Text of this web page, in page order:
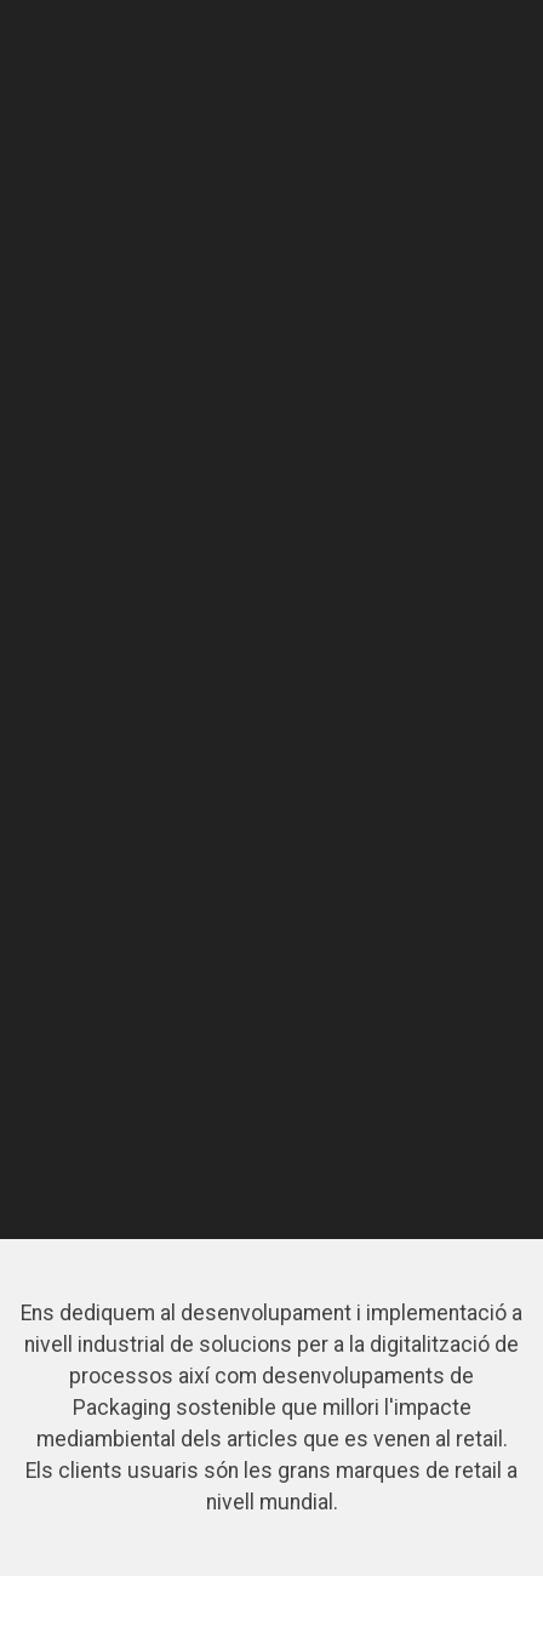
Ens dediquem al desenvolupament i implementació a
nivell industrial de solucions per a la digitalització de
processos així com desenvolupaments de
Packaging sostenible que millori l'impacte
mediambiental dels articles que es venen al retail.
Els clients usuaris són les grans marques de retail a
nivell mundial.